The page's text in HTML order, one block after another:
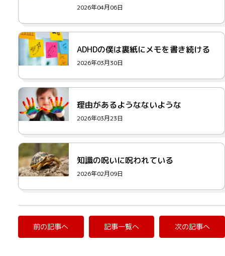
2026年04月06日
ADHDの僕は裏紙にメモを書き続ける
2026年03月30日
理由があるようなないような
2026年03月23日
知識の呪いに呪われている
2026年02月09日
前の記事へ 記事一覧へ 次の記事へ